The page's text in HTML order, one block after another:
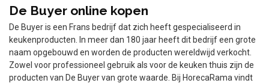
De Buyer online kopen
De Buyer is een Frans bedrijf dat zich heeft gespecialiseerd in
keukenproducten. In meer dan 180 jaar heeft dit bedrijf een grote
naam opgebouwd en worden de producten wereldwijd verkocht.
Zowel voor professioneel gebruik als voor de keuken thuis zijn de
producten van De Buyer van grote waarde. Bij HorecaRama vindt